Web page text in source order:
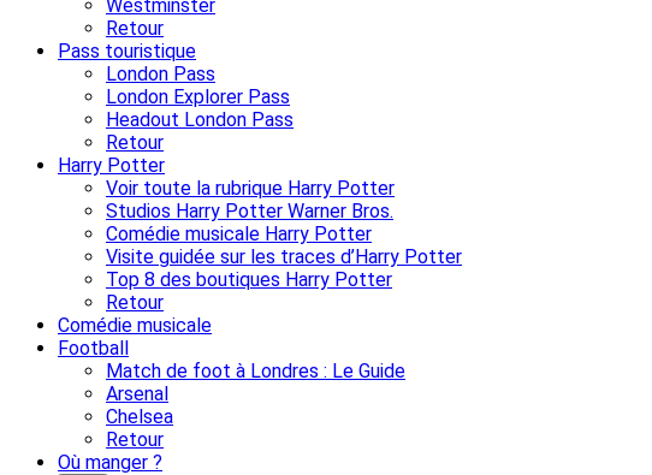
Westminster
Retour
Pass touristique
London Pass
London Explorer Pass
Headout London Pass
Retour
Harry Potter
Voir toute la rubrique Harry Potter
Studios Harry Potter Warner Bros.
Comédie musicale Harry Potter
Visite guidée sur les traces d’Harry Potter
Top 8 des boutiques Harry Potter
Retour
Comédie musicale
Football
Match de foot à Londres : Le Guide
Arsenal
Chelsea
Retour
Où manger ?